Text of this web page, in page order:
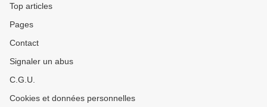
Top articles
Pages
Contact
Signaler un abus
C.G.U.
Cookies et données personnelles